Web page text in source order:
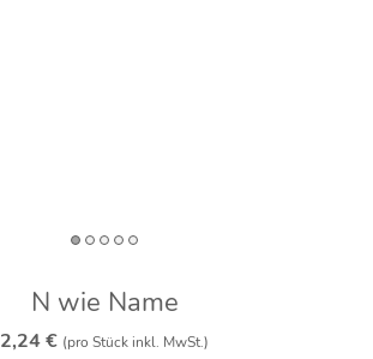
N wie Name
2,24 € (pro Stück inkl. MwSt.)